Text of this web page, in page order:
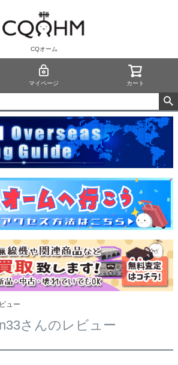
CQオーム
マイページ カート
ュー
さんのレビュー